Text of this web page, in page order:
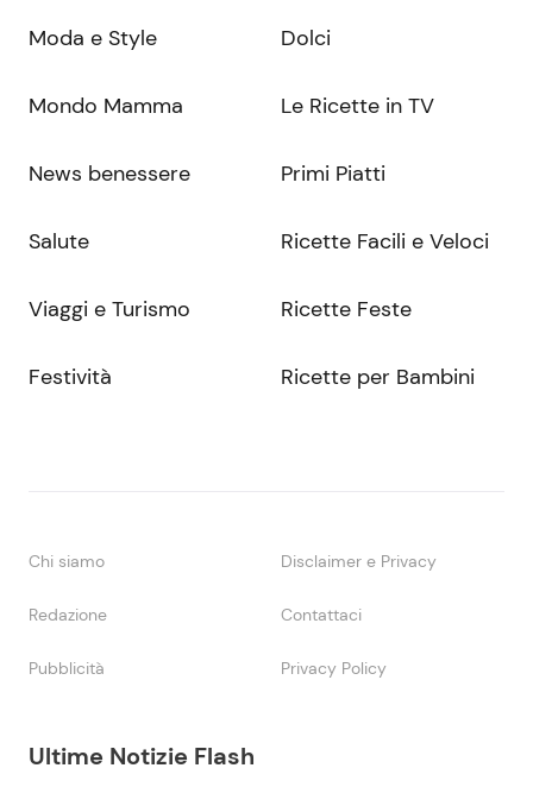
Ultime Notizie Flash
Moda e Style
Mondo Mamma
News benessere
Salute
Viaggi e Turismo
Festività
Dolci
Le Ricette in TV
Primi Piatti
Ricette Facili e Veloci
Ricette Feste
Ricette per Bambini
Chi siamo Disclaimer e Privacy
Redazione Contattaci
Pubblicità Privacy Policy